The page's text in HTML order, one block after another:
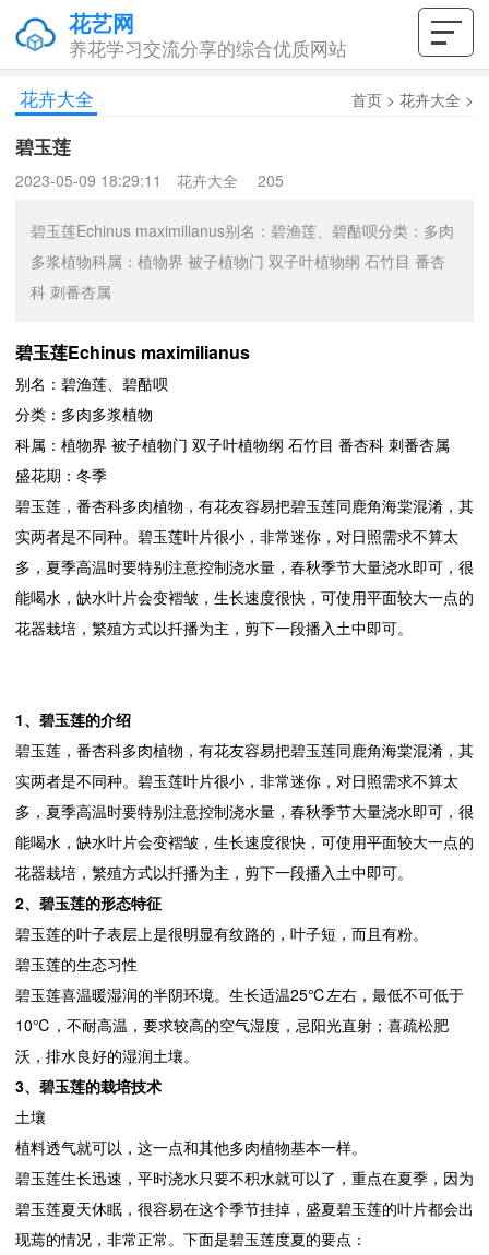
花艺网
养花学习交流分享的综合优质网站
花卉大全
首页 > 花卉大全 >
碧玉莲
2023-05-09 18:29:11 花卉大全 205
碧玉莲Echinus maximilianus别名：碧渔莲、碧酤呗分类：多肉
多浆植物科属：植物界 被子植物门 双子叶植物纲 石竹目 番杏
科 刺番杏属
碧玉莲Echinus maximilianus
别名：碧渔莲、碧酤呗
分类：多肉多浆植物
科属：植物界 被子植物门 双子叶植物纲 石竹目 番杏科 刺番杏属
盛花期：冬季
碧玉莲，番杏科多肉植物，有花友容易把碧玉莲同鹿角海棠混淆，其
实两者是不同种。碧玉莲叶片很小，非常迷你，对日照需求不算太
多，夏季高温时要特别注意控制浇水量，春秋季节大量浇水即可，很
能喝水，缺水叶片会变褶皱，生长速度很快，可使用平面较大一点的
花器栽培，繁殖方式以扦播为主，剪下一段播入土中即可。
1、碧玉莲的介绍
碧玉莲，番杏科多肉植物，有花友容易把碧玉莲同鹿角海棠混淆，其
实两者是不同种。碧玉莲叶片很小，非常迷你，对日照需求不算太
多，夏季高温时要特别注意控制浇水量，春秋季节大量浇水即可，很
能喝水，缺水叶片会变褶皱，生长速度很快，可使用平面较大一点的
花器栽培，繁殖方式以扦播为主，剪下一段播入土中即可。
2、碧玉莲的形态特征
碧玉莲的叶子表层上是很明显有纹路的，叶子短，而且有粉。
碧玉莲的生态习性
碧玉莲喜温暖湿润的半阴环境。生长适温25℃左右，最低不可低于
10℃，不耐高温，要求较高的空气湿度，忌阳光直射；喜疏松肥
沃，排水良好的湿润土壤。
3、碧玉莲的栽培技术
土壤
植料透气就可以，这一点和其他多肉植物基本一样。
碧玉莲生长迅速，平时浇水只要不积水就可以了，重点在夏季，因为
碧玉莲夏天休眠，很容易在这个季节挂掉，盛夏碧玉莲的叶片都会出
现蔫的情况，非常正常。下面是碧玉莲度夏的要点：